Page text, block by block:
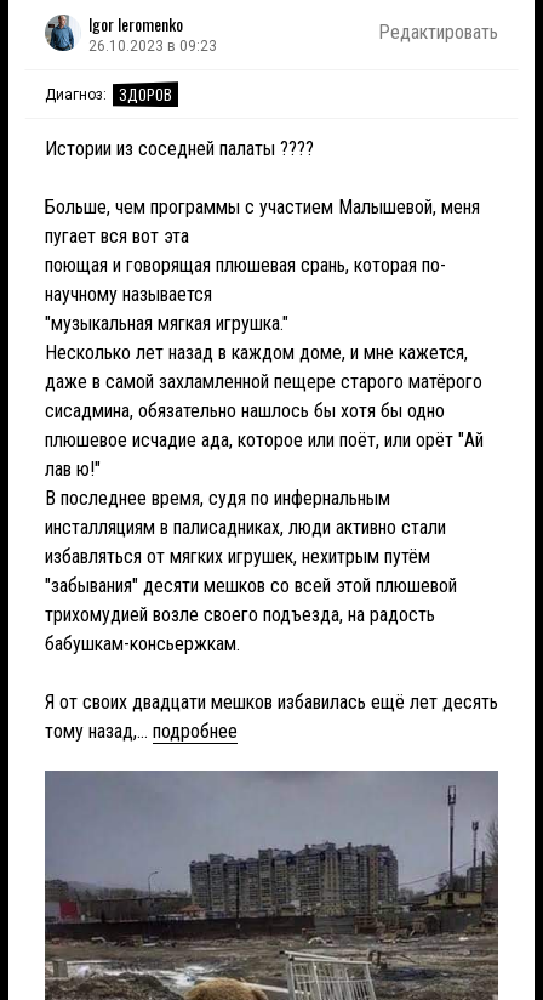
Igor Ieromenko
26.10.2023 в 09:23
Редактировать
Диагноз: ЗДОРОВ
Истории из соседней палаты ????
Больше, чем программы с участием Малышевой, меня
пугает вся вот эта
поющая и говорящая плюшевая срань, которая по-
научному называется
"музыкальная мягкая игрушка."
Несколько лет назад в каждом доме, и мне кажется,
даже в самой захламленной пещере старого матёрого
сисадмина, обязательно нашлось бы хотя бы одно
плюшевое исчадие ада, которое или поёт, или орёт "Ай
лав ю!"
В последнее время, судя по инфернальным
инсталляциям в палисадниках, люди активно стали
избавляться от мягких игрушек, нехитрым путём
"забывания" десяти мешков со всей этой плюшевой
трихомудией возле своего подъезда, на радость
бабушкам-консьержкам.
Я от своих двадцати мешков избавилась ещё лет десять
тому назад,... подробнее